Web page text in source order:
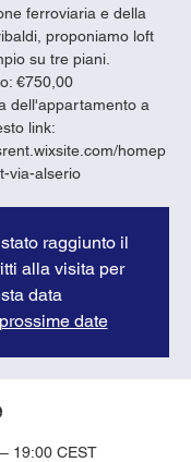
ferroviaria e della
proponiamo loft
su tre piani.
€750,00
dell'appartamento a
link:
homep
via-alserio
raggiunto il
alla visita per
data
date
19:00 CEST